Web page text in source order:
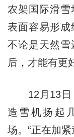
农架国际滑雪
表面容易形成
不论是天然雪
后，才能有更
12月13日
造雪机扬起
场。“正在加